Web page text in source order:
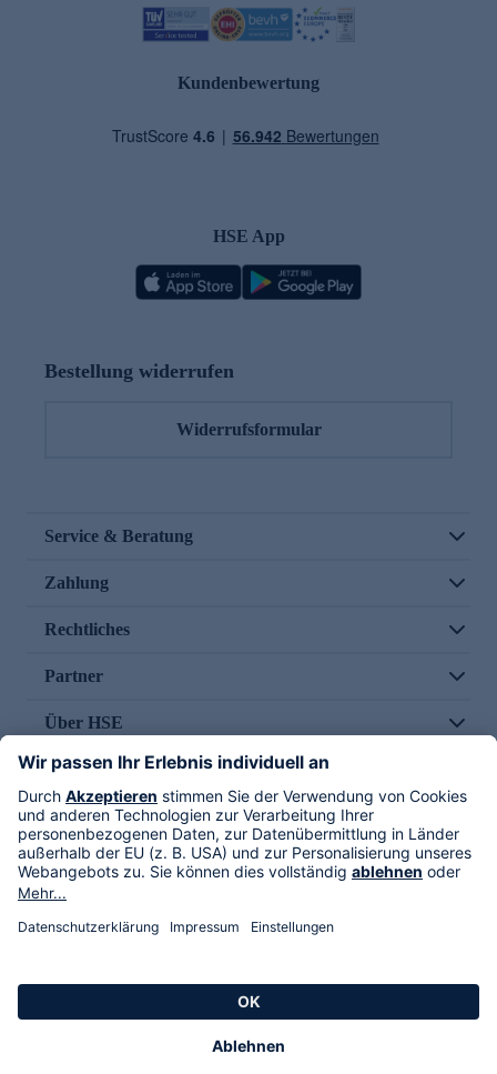
Kundenbewertung
HSE App
Bestellung widerrufen
Widerrufsformular
Service & Beratung
Zahlung
Rechtliches
Partner
Über HSE
Im TV
HSE International